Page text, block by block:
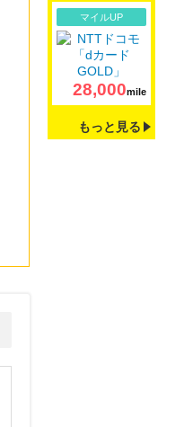
マイルUP
28,000mile
もっと見る